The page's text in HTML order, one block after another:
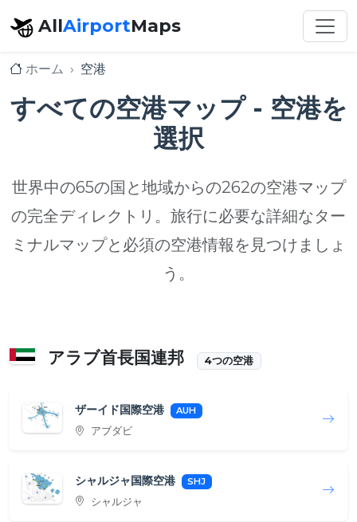
AllAirportMaps
ホーム 空港
すべての空港マップ - 空港を
選択
世界中の65の国と地域からの262の空港マップ
の完全ディレクトリ。旅行に必要な詳細なター
ミナルマップと必須の空港情報を見つけましょ
う。
アラブ首長国連邦 4つの空港
ザーイド国際空港 AUH
アブダビ
シャルジャ国際空港 SHJ
シャルジャ